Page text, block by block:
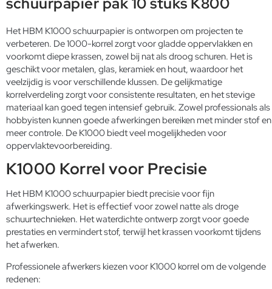
Het HBM K1000 schuurpapier is ontworpen om projecten te
verbeteren. De 1000-korrel zorgt voor gladde oppervlakken en
voorkomt diepe krassen, zowel bij nat als droog schuren. Het is
geschikt voor metalen, glas, keramiek en hout, waardoor het
veelzijdig is voor verschillende klussen. De gelijkmatige
korrelverdeling zorgt voor consistente resultaten, en het stevige
materiaal kan goed tegen intensief gebruik. Zowel professionals als
hobbyisten kunnen goede afwerkingen bereiken met minder stof en
meer controle. De K1000 biedt veel mogelijkheden voor
oppervlaktevoorbereiding.
K1000 Korrel voor Precisie
Het HBM K1000 schuurpapier biedt precisie voor fijn
afwerkingswerk. Het is effectief voor zowel natte als droge
schuurtechnieken. Het waterdichte ontwerp zorgt voor goede
prestaties en vermindert stof, terwijl het krassen voorkomt tijdens
het afwerken.
Professionele afwerkers kiezen voor K1000 korrel om de volgende
redenen: